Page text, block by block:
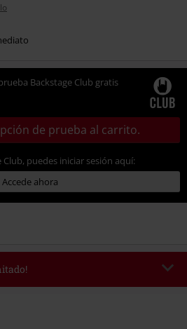
Backstage Club gratis
de prueba al carrito.
Club, puedes iniciar sesión aquí:
Accede ahora